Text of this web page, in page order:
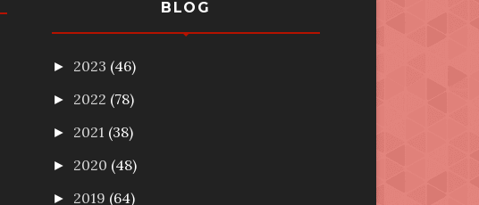
BLOG
► 2023 (46)
► 2022 (78)
► 2021 (38)
► 2020 (48)
► 2019 (64)